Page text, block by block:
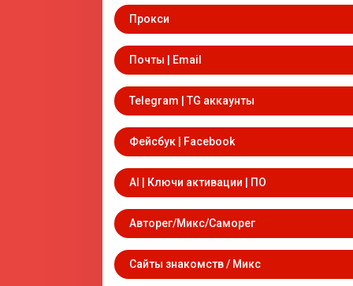
Прокси
Почты | Email
Telegram | TG аккаунты
Фейсбук | Facebook
AI | Ключи активации | ПО
Авторег/Микс/Саморег
Сайты знакомств / Микс